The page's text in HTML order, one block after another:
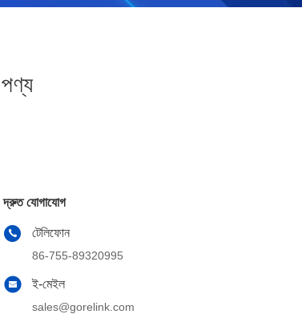
পণ্য
দ্রুত যোগাযোগ
টেলিফোন
86-755-89320995
ই-মেইল
sales@gorelink.com